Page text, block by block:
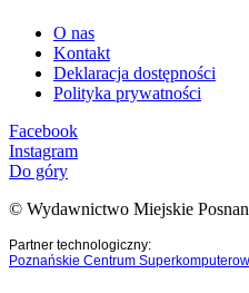
O nas
Kontakt
Deklaracja dostępności
Polityka prywatności
Facebook
Instagram
Do góry
© Wydawnictwo Miejskie
Partner technologiczny:
Poznańskie Centrum